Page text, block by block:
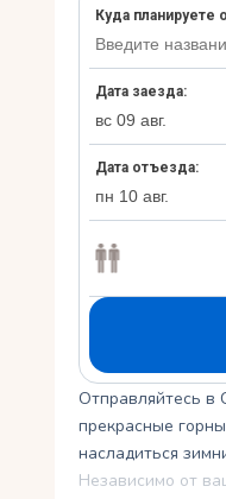
Отправляйтесь в
прекрасные
насладиться
Независимо от